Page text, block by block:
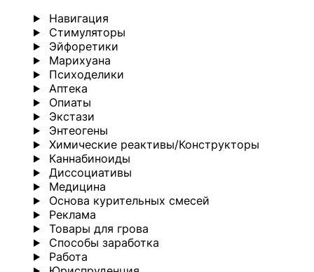
Навигация
Стимуляторы
Эйфоретики
Марихуана
Психоделики
Аптека
Опиаты
Экстази
Энтеогены
Химические реактивы/Конструкторы
Каннабиноиды
Диссоциативы
Медицина
Основа курительных смесей
Реклама
Товары для грова
Способы заработка
Работа